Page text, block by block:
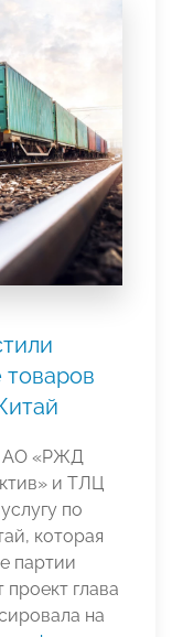
товаров
АО «РЖД
и ТЛЦ
по
которая
партии
глава
на